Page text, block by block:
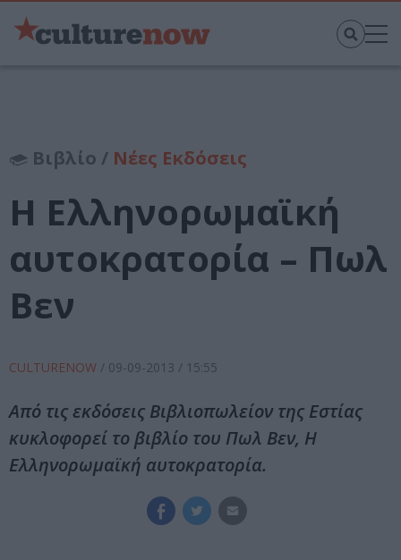
Βιβλίο / Νέες Εκδόσεις
Η Ελληνορωμαϊκή
αυτοκρατορία – Πωλ
Βεν
CULTURENOW / 09-09-2013 / 15:55
Από τις εκδόσεις Βιβλιοπωλείον της Εστίας
κυκλοφορεί το βιβλίο του Πωλ Βεν, Η
Ελληνορωμαϊκή αυτοκρατορία.